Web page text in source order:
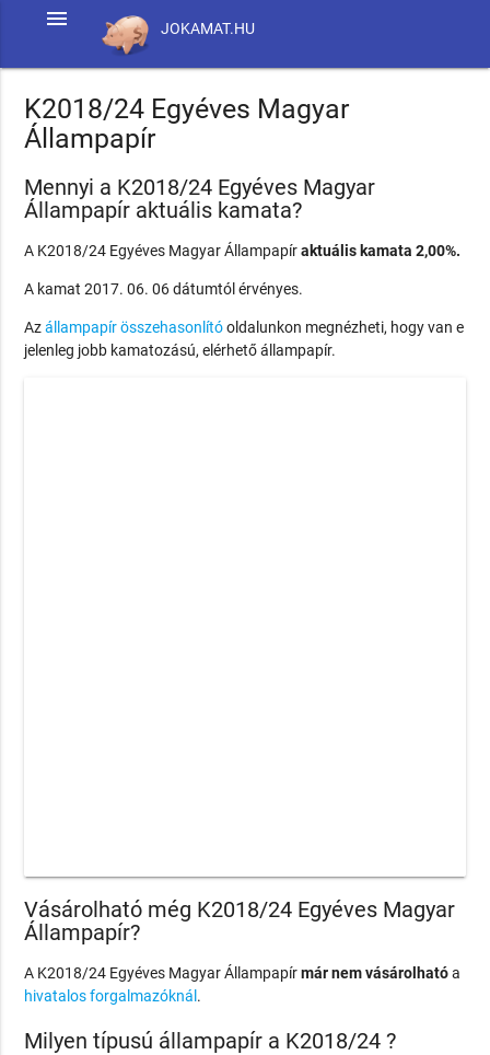
JOKAMAT.HU
menu
K2018/24 Egyéves Magyar
Állampapír
Mennyi a K2018/24 Egyéves Magyar
Állampapír aktuális kamata?
A K2018/24 Egyéves Magyar Állampapíraktuális kamata 2,00%.
A kamat 2017. 06. 06 dátumtól érvényes.
Azállampapír összehasonlítóoldalunkon megnézheti, hogy van e
jelenleg jobb kamatozású, elérhető állampapír.
Vásárolható még K2018/24 Egyéves Magyar
Állampapír?
A K2018/24 Egyéves Magyar Állampapírmár nem vásárolhatóa
hivatalos forgalmazóknál .
Milyen típusú állampapír a K2018/24 ?